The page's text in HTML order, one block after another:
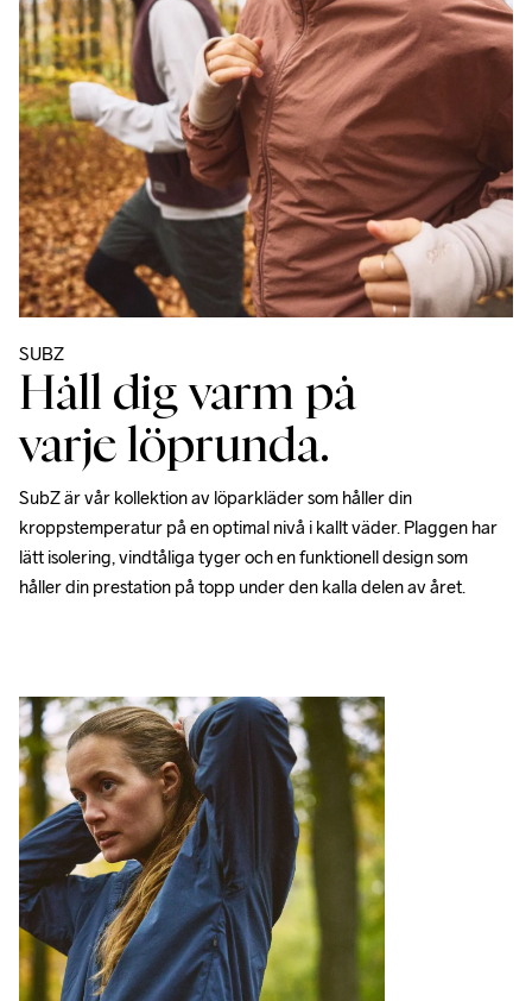
SUBZ
Håll dig varm på
varje löprunda.
SubZ är vår kollektion av löparkläder som håller din
kroppstemperatur på en optimal nivå i kallt väder. Plaggen har
lätt isolering, vindtåliga tyger och en funktionell design som
håller din prestation på topp under den kalla delen av året.